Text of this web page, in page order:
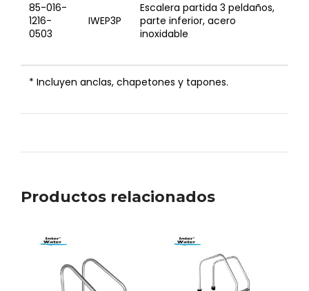
* Incluyen anclas, chapetones y tapones.
85-016-
1216-
0503
IWEP3P
Escalera partida 3 peldaños,
parte inferior, acero
inoxidable
Productos relacionados